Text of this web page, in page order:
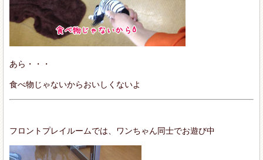
あら・・・
食べ物じゃないからおいしくないよ
フロントプレイルームでは、ワンちゃん同士でお遊び中